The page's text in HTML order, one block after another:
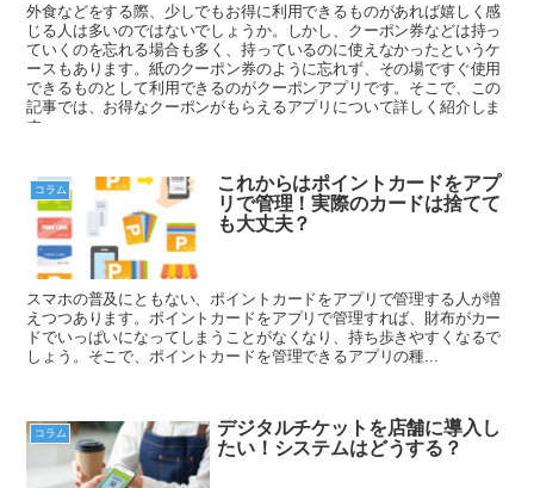
外食などをする際、少しでもお得に利用できるものがあれば嬉しく感
じる人は多いのではないでしょうか。しかし、クーポン券などは持っ
ていくのを忘れる場合も多く、持っているのに使えなかったというケ
ースもあります。紙のクーポン券のように忘れず、その場ですぐ使用
できるものとして利用できるのがクーポンアプリです。そこで、この
記事では、お得なクーポンがもらえるアプリについて詳しく紹介しま
す。
コラム
これからはポイントカードをアプ
リで管理！実際のカードは捨てて
も大丈夫？
スマホの普及にともない、ポイントカードをアプリで管理する人が増
えつつあります。ポイントカードをアプリで管理すれば、財布がカー
ドでいっぱいになってしまうことがなくなり、持ち歩きやすくなるで
しょう。そこで、ポイントカードを管理できるアプリの種...
コラム
デジタルチケットを店舗に導入し
たい！システムはどうする？